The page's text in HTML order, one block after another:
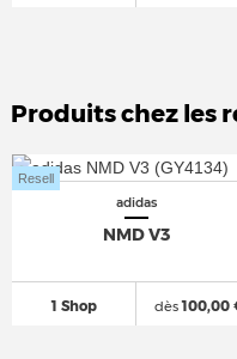
Produits chez les
adidas
NMD V3
1 Shop
Resell
dès100,00